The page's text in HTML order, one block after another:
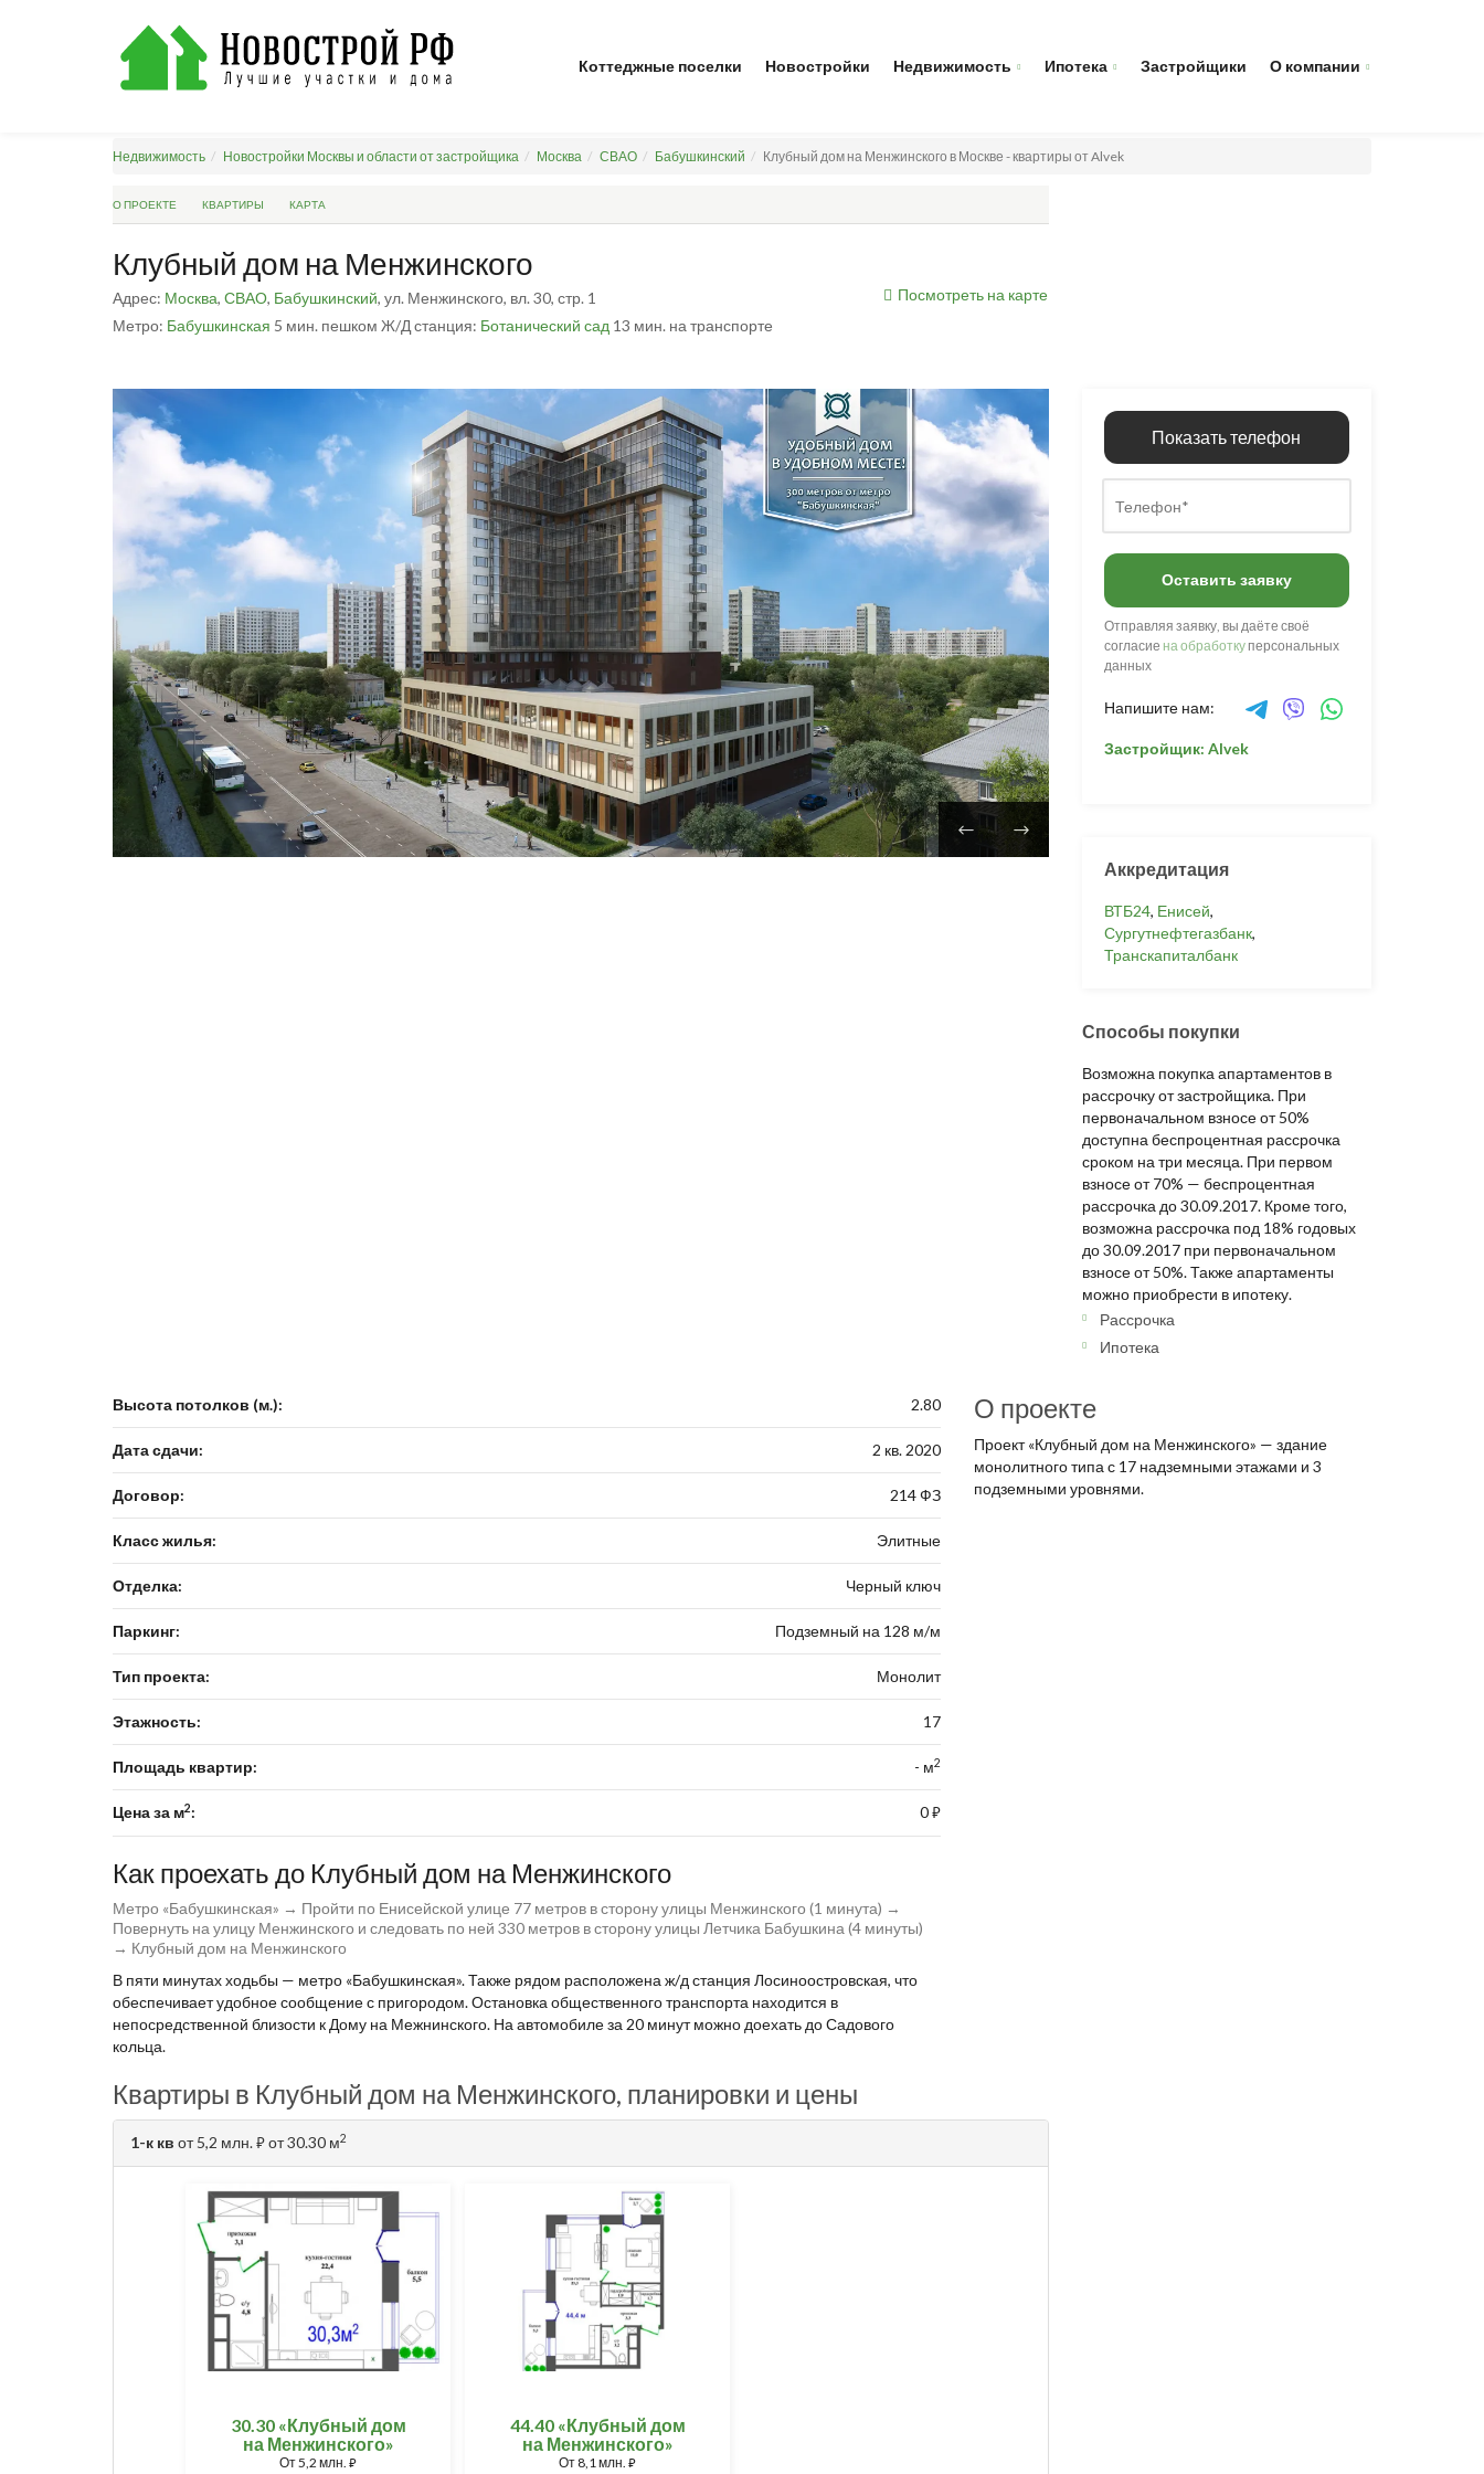
Коттеджные поселки Новостройки Недвижимость Ипотека Застройщики О компании
Недвижимость Новостройки Москвы и области от застройщика Москва СВАО Бабушкинский Клубный дом на Менжинского в Москве - квартиры от Alvek
О ПРОЕКТЕ КВАРТИРЫ КАРТА
Клубный дом на Менжинского
Адрес: Москва, СВАО, Бабушкинский, ул. Менжинского, вл. 30, стр. 1
Метро: Бабушкинская 5 мин. пешком Ж/Д станция: Ботанический сад 13 мин. на транспорте
Посмотреть на карте
Показать телефон
Оставить заявку
Отправляя заявку, вы даёте своё
согласие на обработкуперсональных
данных
Напишите нам:
Застройщик: Alvek
Аккредитация
ВТБ24, Енисей,
Сургутнефтегазбанк,
Транскапиталбанк
Способы покупки
Возможна покупка апартаментов в
рассрочку от застройщика. При
первоначальном взносе от 50%
доступна беспроцентная рассрочка
сроком на три месяца. При первом
взносе от 70% — беспроцентная
рассрочка до 30.09.2017. Кроме того,
возможна рассрочка под 18% годовых
до 30.09.2017 при первоначальном
взносе от 50%. Также апартаменты
можно приобрести в ипотеку.
Рассрочка
Ипотека
Высота потолков (м.): 2.80
Дата сдачи: 2 кв. 2020
Договор: 214 ФЗ
Класс жилья: Элитные
Отделка: Черный ключ
Паркинг: Подземный на 128 м/м
Тип проекта: Монолит
Этажность: 17
Площадь квартир: - м2
Цена за м2: 0⃏
Как проехать до Клубный дом на Менжинского
Метро «Бабушкинская» → Пройти по Енисейской улице 77 метров в сторону улицы Менжинского (1 минута) →
Повернуть на улицу Менжинского и следовать по ней 330 метров в сторону улицы Летчика Бабушкина (4 минуты)
→ Клубный дом на Менжинского
В пяти минутах ходьбы — метро «Бабушкинская». Также рядом расположена ж/д станция Лосиноостровская, что
обеспечивает удобное сообщение с пригородом. Остановка общественного транспорта находится в
непосредственной близости к Дому на Межнинского. На автомобиле за 20 минут можно доехать до Садового
кольца.
О проекте
Проект «Клубный дом на Менжинского» — здание
монолитного типа с 17 надземными этажами и 3
подземными уровнями.
Квартиры в Клубный дом на Менжинского, планировки и цены
1-к кв от 5,2 млн.⃏от 30.30 м2
30.30 «Клубный дом
на Менжинского»
От5,2 млн. ⃏
44.40 «Клубный дом
на Менжинского»
От 8,1 млн. ⃏